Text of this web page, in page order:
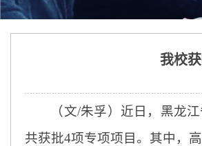
我校
（文/朱孚） 近日， 黑龙
共获批4项专项项目。其中，